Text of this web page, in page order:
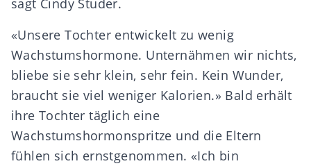
sagt Cindy Studer.
«Unsere Tochter entwickelt zu wenig
Wachstumshormone. Unternähmen wir nichts,
bliebe sie sehr klein, sehr fein. Kein Wunder,
braucht sie viel weniger Kalorien.» Bald erhält
ihre Tochter täglich eine
Wachstumshormonspritze und die Eltern
fühlen sich ernstgenommen. «Ich bin